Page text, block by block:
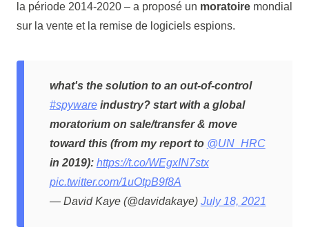
la période 2014-2020 – a proposé un moratoiremondial
sur la vente et la remise de logiciels espions.
what's the solution to an out-of-control
#spywareindustry? start with a global
moratorium on sale/transfer & move
toward this (from my report to @UN_HRC
in 2019): https://t.co/WEgxIN7stx
pic.twitter.com/1uOtpB9f8A
— David Kaye (@davidakaye) July 18, 2021